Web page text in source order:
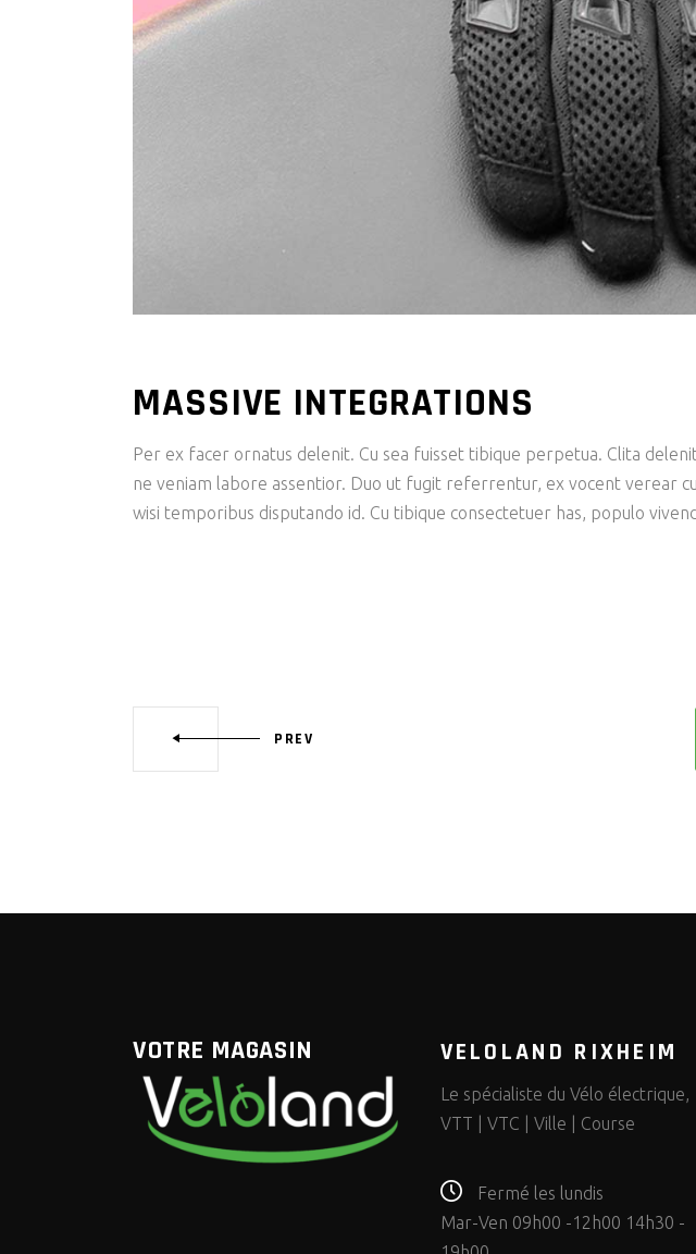
MASSIVE INTEGRATIONS
Per ex facer ornatus delenit. Cu sea fuisset tibique perpetua. Clita
ne veniam labore assentior. Duo ut fugit referrentur, ex vocent verear
wisi temporibus disputando id. Cu tibique consectetuer has, populo
PREV
VOTRE MAGASIN VELOLAND RIXHEIM
Le spécialiste du Vélo électrique,
VTT | VTC | Ville | Course
Fermé les lundis
Mar-Ven 09h00 -12h00 14h30 -